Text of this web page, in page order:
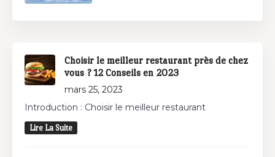
Choisir le meilleur restaurant près de chez
vous ? 12 Conseils en 2023
mars 25, 2023
Introduction : Choisir le meilleur restaurant
Lire La Suite